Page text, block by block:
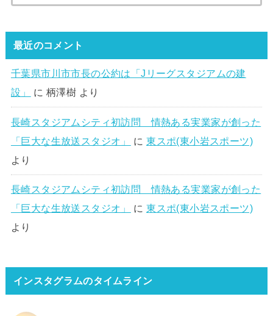
最近のコメント
千葉県市川市市長の公約は「Jリーグスタジアムの建
設」
に 柄澤樹 より
長崎スタジアムシティ初訪問 情熱ある実業家が創った
「巨大な生放送スタジオ」
に東スポ(東小岩スポーツ)
より
長崎スタジアムシティ初訪問 情熱ある実業家が創った
「巨大な生放送スタジオ」
に東スポ(東小岩スポーツ)
より
インスタグラムのタイムライン